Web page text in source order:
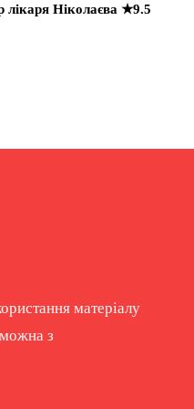
Ніколаєва ★9.5
матеріалу
з